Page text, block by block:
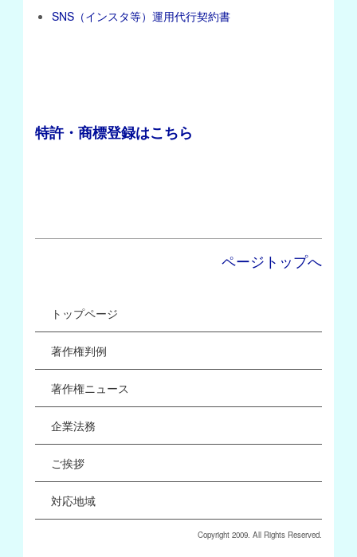
SNS（インスタ等）運用代行契約書
特許・商標登録はこちら
ページトップへ
トップページ
著作権判例
著作権ニュース
企業法務
ご挨拶
対応地域
Copyright 2009. All Rights Reserved.